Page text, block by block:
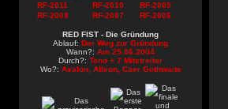
RF-2011
RF-2010
RF-2009
RF-2008
RF-2007 RF-2006
RED FIST - Die Gründung
Ablauf: Der Weg zur Gründung
Wann?: Am 25.06.2004
Durch?: Teno + 7 Mitstreiter
Wo?: Avalon, Albion, Caer Gothwaite